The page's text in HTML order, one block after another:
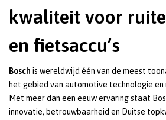
kwaliteit voor
en fietsaccu’s
Bosch is wereldwijd één van de meest
het gebied van automotive technologie en
Met meer dan een eeuw ervaring staat
innovatie, betrouwbaarheid en Duitse